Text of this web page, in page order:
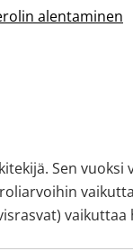
alentaminen
Sen vuoksi
vaikuttaa